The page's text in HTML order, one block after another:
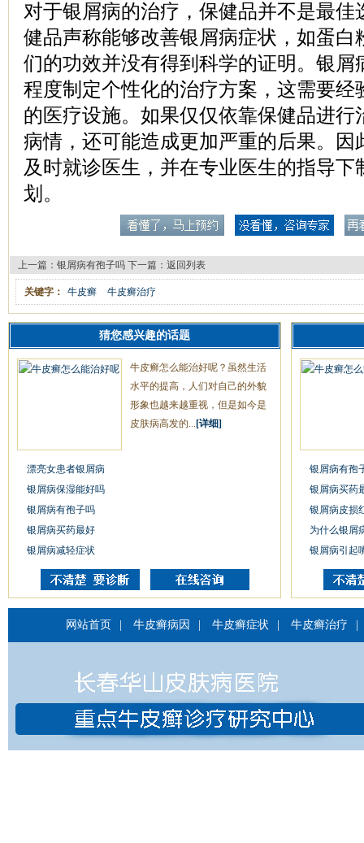
对于银屑病的治疗，保健品并不是最佳
健品声称能够改善银屑病症状，如蛋白
们的功效并没有得到科学的证明。银屑
程度制定个性化的治疗方案，这需要经
的医疗设施。如果仅仅依靠保健品进行
病情，还可能造成更加严重的后果。因
及时就诊医生，并在专业医生的指导下
划。
上一篇： 银屑病有孢子吗 下一篇： 返回列表
关键字： 牛皮癣 牛皮癣治疗
猜您感兴趣的话题
牛皮癣怎么能治好呢？虽然生活
水平的提高，人们对自己的外貌
形象也越来越重视，但是如今是
皮肤病高发的... [详细]
漂亮女患者银屑病
银屑病保湿能好吗
银屑病有孢子吗
银屑病买药最好
银屑病减轻症状
银屑病有孢
银屑病买药
银屑病皮损
为什么银屑
银屑病引起
网站首页 牛皮癣病因 牛皮癣症状 牛皮癣治疗